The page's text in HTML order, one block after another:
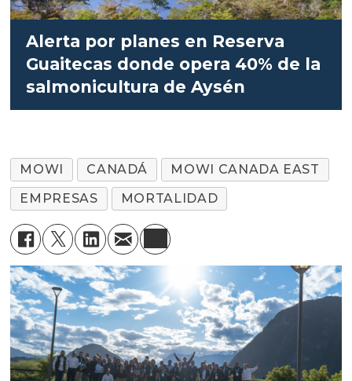
Alerta por planes en Reserva
Guaitecas donde opera 40% de la
salmonicultura de Aysén
MOWI CANADÁ
MOWI CANADA EAST
EMPRESAS
MORTALIDAD